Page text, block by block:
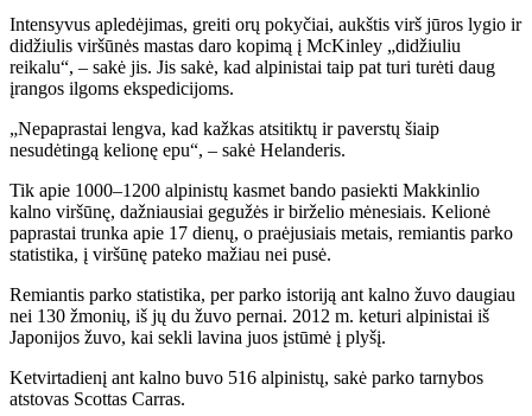
Intensyvus apledėjimas, greiti orų pokyčiai, aukštis virš jūros lygio ir
didžiulis viršūnės mastas daro kopimą į McKinley „didžiuliu
reikalu“, – sakė jis. Jis sakė, kad alpinistai taip pat turi turėti daug
įrangos ilgoms ekspedicijoms.
„Nepaprastai lengva, kad kažkas atsitiktų ir paverstų šiaip
nesudėtingą kelionę epu“, – sakė Helanderis.
Tik apie 1000–1200 alpinistų kasmet bando pasiekti Makkinlio
kalno viršūnę, dažniausiai gegužės ir birželio mėnesiais. Kelionė
paprastai trunka apie 17 dienų, o praėjusiais metais, remiantis parko
statistika, į viršūnę pateko mažiau nei pusė.
Remiantis parko statistika, per parko istoriją ant kalno žuvo daugiau
nei 130 žmonių, iš jų du žuvo pernai. 2012 m. keturi alpinistai iš
Japonijos žuvo, kai sekli lavina juos įstūmė į plyšį.
Ketvirtadienį ant kalno buvo 516 alpinistų, sakė parko tarnybos
atstovas Scottas Carras.